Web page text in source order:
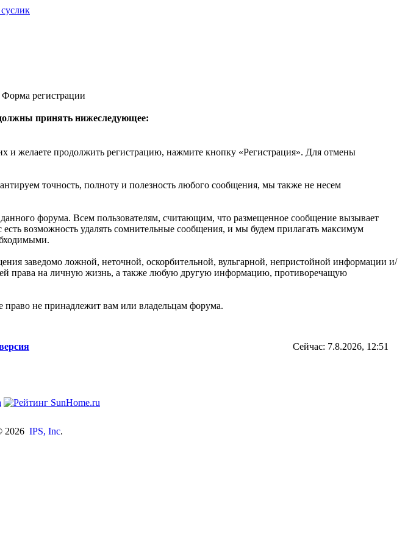
Форма регистрации
принять нижеследующее:
желаете продолжить регистрацию, нажмите кнопку «Регистрация». Для отмены
точность, полноту и полезность любого сообщения, мы также не несем
форума. Всем пользователям, считающим, что размещенное сообщение вызывает
возможность удалять сомнительные сообщения, и мы будем прилагать максимум
заведомо ложной, неточной, оскорбительной, вульгарной, непристойной информации и/
права на личную жизнь, а также любую другую информацию, противоречащую
не принадлежит вам или владельцам форума.
Сейчас: 7.8.2026, 12:51
2026 IPS, Inc.